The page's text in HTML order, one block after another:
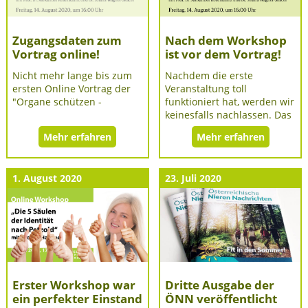
Zugangsdaten zum
Vortrag online!
Nicht mehr lange bis zum
ersten Online Vortrag der
"Organe schützen -
Mehr erfahren
Nach dem Workshop
ist vor dem Vortrag!
Nachdem die erste
Veranstaltung toll
funktioniert hat, werden wir
keinesfalls nachlassen. Das
Mehr erfahren
1. August 2020
Erster Workshop war
ein perfekter Einstand
23. Juli 2020
Dritte Ausgabe der
ÖNN veröffentlicht